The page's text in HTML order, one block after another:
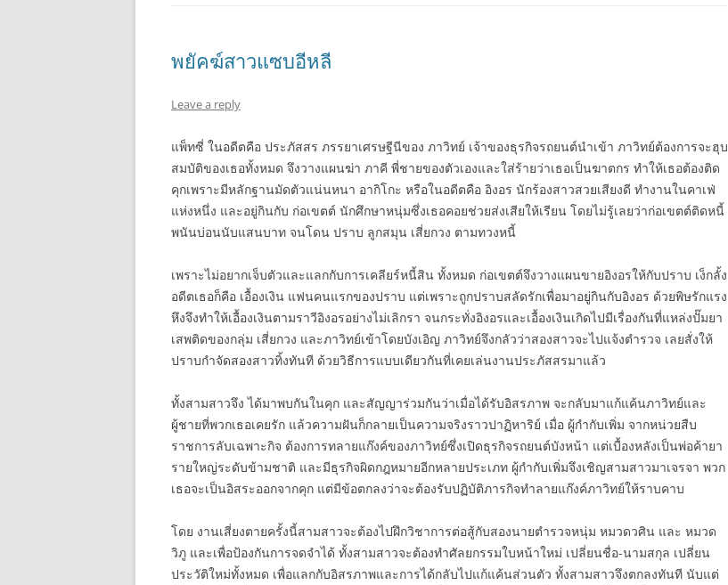
พยัคฆ์สาวแซบอีหลี
Leave a reply
แพ็ทซี่ ในอดีตคือ ประภัสสร ภรรยาเศรษฐีนีของ ภาวิทย์ เจ้าของธุรกิจรถยนต์นำเข้า ภาวิทย์ต้องการจะฮุบ
สมบัติของเธอทั้งหมด จึงวางแผนฆ่า ภาคี พี่ชายของตัวเองและใส่ร้ายว่าเธอเป็นฆาตกร ทำให้เธอต้องติด
คุกเพราะมีหลักฐานมัดตัวแน่นหนา อากิโกะ หรือในอดีตคือ อิงอร นักร้องสาวสวยเสียงดี ทำงานในคาเฟ่
แห่งหนึ่ง และอยู่กินกับ ก่อเขตต์ นักศึกษาหนุ่มซึ่งเธอคอยช่วยส่งเสียให้เรียน โดยไม่รู้เลยว่าก่อเขตต์ติดหนี้
พนันบ่อนนับแสนบาท จนโดน ปราบ ลูกสมุน เสี่ยกวง ตามทวงหนี้
เพราะไม่อยากเจ็บตัวและแลกกับการเคลียร์หนี้สิน ทั้งหมด ก่อเขตต์จึงวางแผนขายอิงอรให้กับปราบ เง็กลั้ง
อดีตเธอก็คือ เอื้องเงิน แฟนคนแรกของปราบ แต่เพราะถูกปราบสลัดรักเพื่อมาอยู่กินกับอิงอร ด้วยพิษรักแรง
หึงจึงทำให้เอื้องเงินตามราวีอิงอรอย่างไม่เลิกรา จนกระทั่งอิงอรและเอื้องเงินเกิดไปมีเรื่องกันที่แหล่งปั๊มยา
เสพติดของกลุ่ม เสี่ยกวง และภาวิทย์เข้าโดยบังเอิญ ภาวิทย์จึงกลัวว่าสองสาวจะไปแจ้งตำรวจ เลยสั่งให้
ปราบกำจัดสองสาวทิ้งทันที ด้วยวิธีการแบบเดียวกันที่เคยเล่นงานประภัสสรมาแล้ว
ทั้งสามสาวจึง ได้มาพบกันในคุก และสัญญาร่วมกันว่าเมื่อได้รับอิสรภาพ จะกลับมาแก้แค้นภาวิทย์และ
ผู้ชายที่พวกเธอเคยรัก แล้วความฝันก็กลายเป็นความจริงราวปาฏิหาริย์ เมื่อ ผู้กำกับเพิ่ม จากหน่วยสืบ
ราชการลับเฉพาะกิจ ต้องการทลายแก๊งค์ของภาวิทย์ซึ่งเปิดธุรกิจรถยนต์บังหน้า แต่เบื้องหลังเป็นพ่อค้ายา
รายใหญ่ระดับข้ามชาติ และมีธุรกิจผิดกฎหมายอีกหลายประเภท ผู้กำกับเพิ่มจึงเชิญสามสาวมาเจรจา พวก
เธอจะเป็นอิสระออกจากคุก แต่มีข้อตกลงว่าจะต้องรับปฏิบัติภารกิจทำลายแก๊งค์ภาวิทย์ให้ราบคาบ
โดย งานเสี่ยงตายครั้งนี้สามสาวจะต้องไปฝึกวิชาการต่อสู้กับสองนายตำรวจหนุ่ม หมวดวศิน และ หมวด
วิภู และเพื่อป้องกันการจดจำได้ ทั้งสามสาวจะต้องทำศัลยกรรมใบหน้าใหม่ เปลี่ยนชื่อ-นามสกุล เปลี่ยน
ประวัติใหม่ทั้งหมด เพื่อแลกกับอิสรภาพและการได้กลับไปแก้แค้นส่วนตัว ทั้งสามสาวจึงตกลงทันที นับแต่